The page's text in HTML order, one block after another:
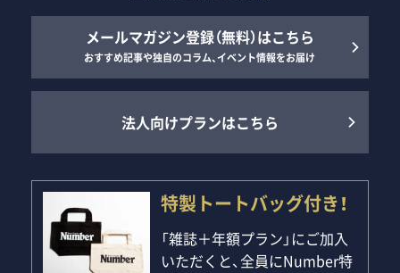
メールマガジン登録（無料）はこちら
おすすめ記事や独自のコラム、イベント情報をお届け
法人向けプランはこちら
特製トートバッグ付き！
「雑誌＋年額プラン」にご加入
いただくと、全員にNumber特